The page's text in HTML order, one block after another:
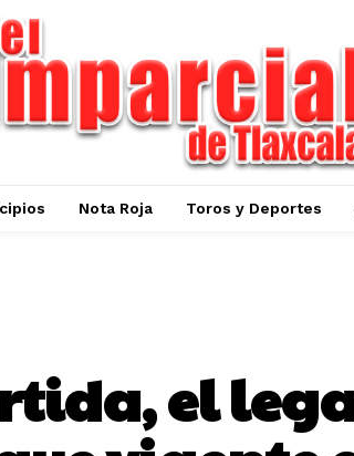
Nota Roja Toros y Deportes
el